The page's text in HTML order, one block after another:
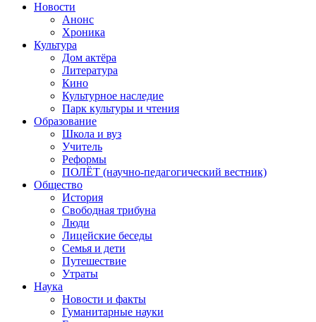
Новости
Анонс
Хроника
Культура
Дом актёра
Литература
Кино
Культурное наследие
Парк культуры и чтения
Образование
Школа и вуз
Учитель
Реформы
ПОЛЁТ (научно-педагогический вестник)
Общество
История
Свободная трибуна
Люди
Лицейские беседы
Семья и дети
Путешествие
Утраты
Наука
Новости и факты
Гуманитарные науки